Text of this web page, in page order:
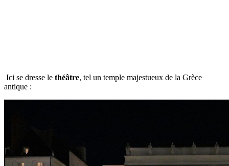
Ici se dresse le théâtre, tel un temple majestueux de la Grèce
antique :